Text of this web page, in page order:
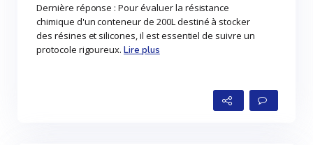
Dernière réponse : Pour évaluer la résistance
chimique d'un conteneur de 200L destiné à stocker
des résines et silicones, il est essentiel de suivre un
protocole rigoureux.Lire plus